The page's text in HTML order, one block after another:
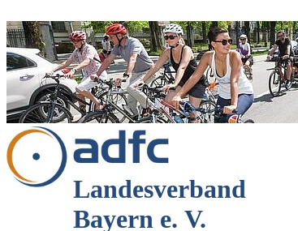
Landesverband
Bayern e. V.